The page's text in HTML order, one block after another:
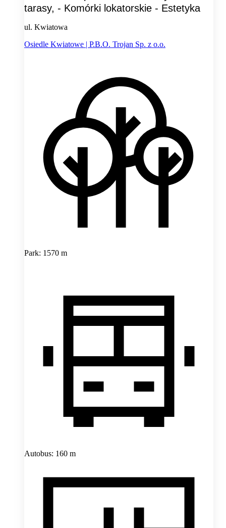
tarasy, - Komórki lokatorskie - Estetyka
ul. Kwiatowa
Osiedle Kwiatowe | P.B.O. Trojan Sp. z o.o.
Park: 1570 m
Autobus: 160 m